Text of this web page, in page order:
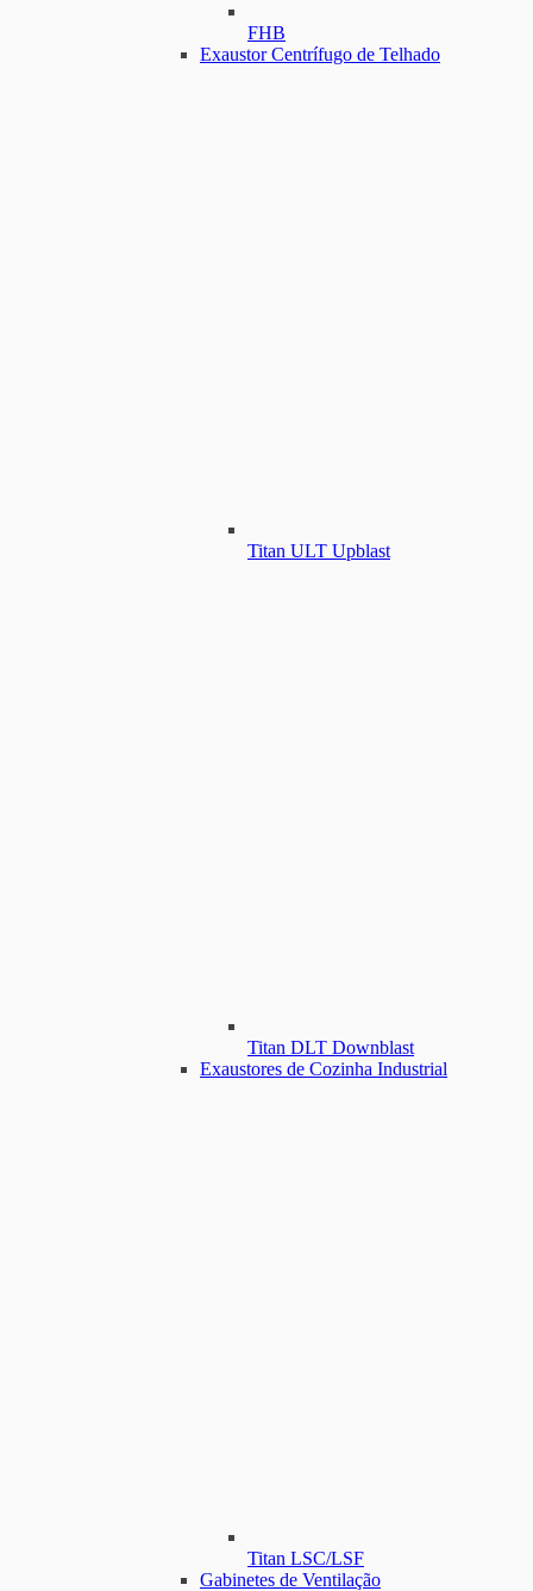
FHB
Exaustor Centrífugo de Telhado
Titan ULT Upblast
Titan DLT Downblast
Exaustores de Cozinha Industrial
Titan LSC/LSF
Gabinetes de Ventilação